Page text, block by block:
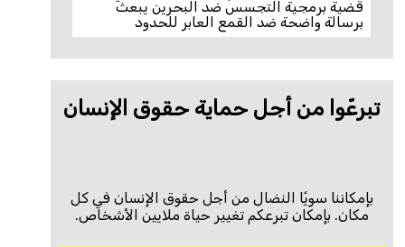
قضية برمجية التجسس ضد البحرين يبعث
برسالة واضحة ضد القمع العابر للحدود
تبرعّوا من أجل حماية حقوق الإنسان
بإمكاننا سويًا النضال من أجل حقوق الإنسان في كل
مكان. بإمكان تبرعكم تغيير حياة ملايين الأشخاص.